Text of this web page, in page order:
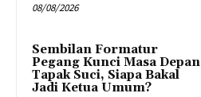
08/08/2026
Sembilan Formatur
Pegang Kunci Masa Depan
Tapak Suci, Siapa Bakal
Jadi Ketua Umum?